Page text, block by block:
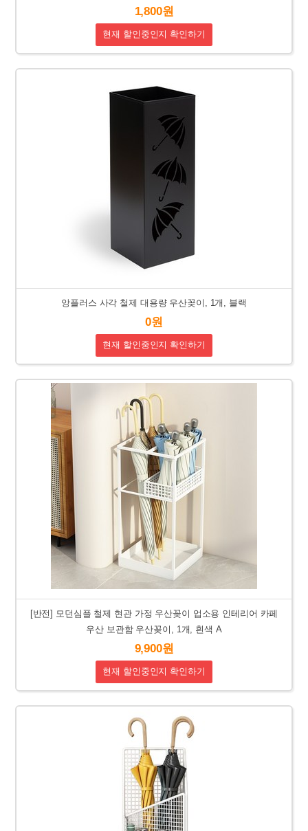
1,800원
현재 할인중인지 확인하기
앙플러스 사각 철제 대용량 우산꽂이, 1개, 블랙
0원
현재 할인중인지 확인하기
[반전] 모던심플 철제 현관 가정 우산꽂이 업소용 인테리어 카페
우산 보관함 우산꽂이, 1개, 흰색 A
9,900원
현재 할인중인지 확인하기